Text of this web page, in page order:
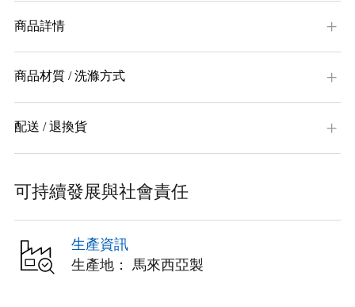
商品詳情
商品材質 / 洗滌方式
配送 / 退換貨
可持續發展與社會責任
生產資訊
生產地： 馬來西亞製